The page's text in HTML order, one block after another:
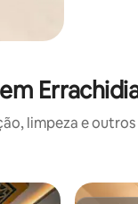
limpeza e